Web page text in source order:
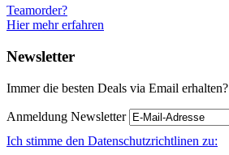
Teamorder?
Hier mehr erfahren
Newsletter
Immer die besten Deals via Email erhalten?
Anmeldung Newsletter
Ich stimme den Datenschutzrichtlinen zu: